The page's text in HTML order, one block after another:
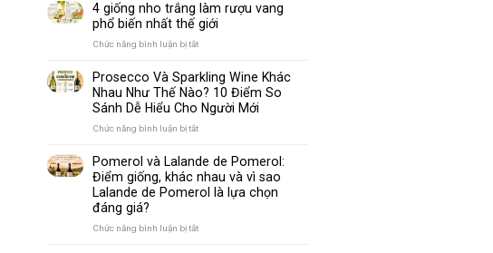
4 giống nho trắng làm rượu vang
phổ biến nhất thế giới
Chức năng bình luận bị tắtở
giống
nho
trắng
làm
biến
nhất
thế
Prosecco Và Sparkling Wine Khác
Nhau Như Thế Nào? 10 Điểm So
Sánh Dễ Hiểu Cho Người Mới
Chức năng bình luận bị tắtở
Và
Sparkling
Wine
Khác
Pomerol và Lalande de Pomerol:
Điểm giống, khác nhau và vì sao
Lalande de Pomerol là lựa chọn
đáng giá?
Chức năng bình luận bị tắtở